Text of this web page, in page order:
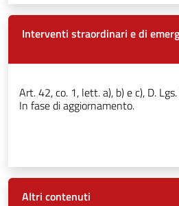
Interventi straordinari e di
Art. 42, co. 1, lett. a), b) e c), D.
In fase di aggiornamento.
Altri contenuti